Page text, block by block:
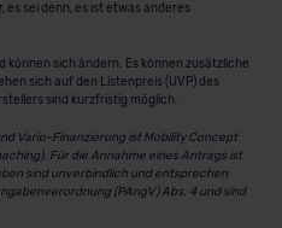
es sei denn, es ist etwas anderes
können sich ändern. Es können zusätzliche
sich auf den Listenpreis (UVP) des
sind kurzfristig möglich.
Vario-Finanzierung ist Mobility Concept
Für die Annahme eines Antrags ist
sind unverbindlich und entsprechen
(PAngV) Abs. 4 und sind